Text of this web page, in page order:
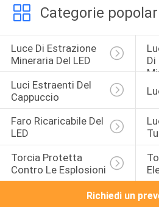
Categorie
Luce Di Estrazione
Mineraria Del LED
Luci Estraenti Del
Cappuccio
Faro Ricaricabile Del
LED
Torcia Protetta
Contro Le Esplosioni
Richiedi un